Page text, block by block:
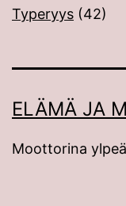
Typeryys (42)
ELÄMÄ JA
Moottorina